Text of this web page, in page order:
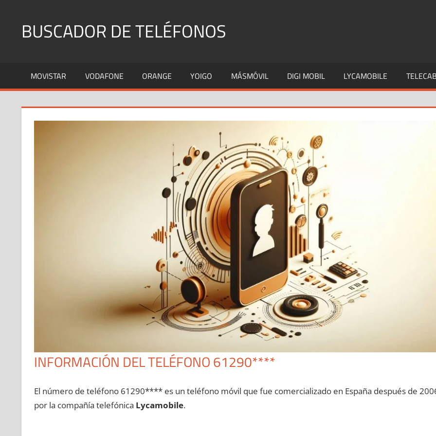
contenidoBUSCADOR DE TELÉFONOS
Fijos
y
MOVISTAR VODAFONE ORANGE YOIGO MÁSMÓVIL DIGI MOBIL LYCAMOBILE
INFORMACIÓN DEL TELÉFONO 61290****
El número dе teléfono 61290**** es un teléfono móvil quе fue comercializado en España después dе
pοr la compañía telefónica Lycamobile.